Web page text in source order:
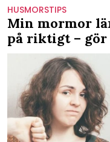
HUSMORSTIPS
Min mormor
på riktigt –